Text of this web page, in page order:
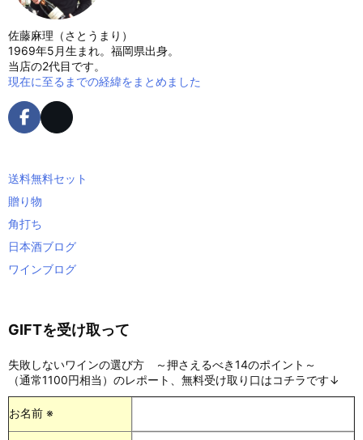
佐藤麻理（さとうまり）
1969年5月生まれ。福岡県出身。
当店の2代目です。
現在に至るまでの経緯をまとめました
送料無料セット
贈り物
角打ち
日本酒ブログ
ワインブログ
GIFTを受け取って
失敗しないワインの選び方 ～押さえるべき14のポイント～
（通常1100円相当）のレポート、無料受け取り口はコチラです↓
お名前 ※